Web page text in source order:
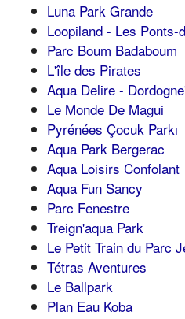
Luna Park Grande
Loopiland - Les Ponts-
Parc Boum Badaboum
L'île des Pirates
Aqua Delire -
Le Monde De Magui
Pyrénées Çocuk Parkı
Aqua Park Bergerac
Aqua Loisirs Confolant
Aqua Fun Sancy
Parc Fenestre
Treign'aqua Park
Le Petit Train du Parc
Tétras Aventures
Le Ballpark
Plan Eau Koba